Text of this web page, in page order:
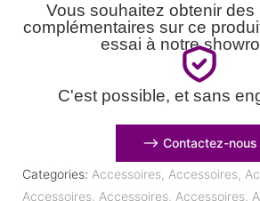
Vous souhaitez obtenir des
complémentaires sur ce
essai à notre
C'est possible, et sans
⟶ Contactez-nous
Categories: Accessoires, Accessoires,
Accessoires, Accessoires, Accessoires,